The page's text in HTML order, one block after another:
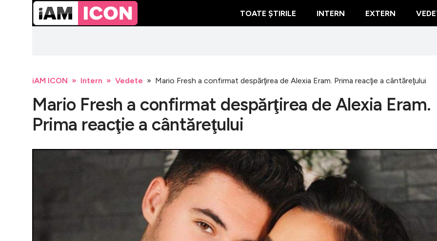
TOATE ȘTIRILE INTERN EXTERN
iAM ICON Intern Vedete Mario Fresh a confirmat despărţirea de Alexia Eram. Prima reacţie a cântăreţului
Mario Fresh a confirmat despărţirea de Alexia Eram.
Prima reacţie a cântăreţului